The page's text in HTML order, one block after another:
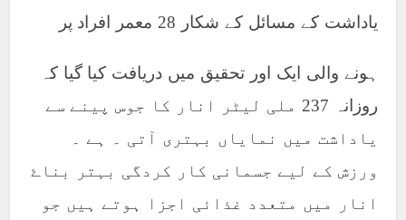
یاداشت کے مسائل کے شکار 28 معمر افراد پر
ہونے والی ایک اور تحقیق میں دریافت کیا گیا کہ
روزانہ 237 ملی لیٹر انار کا جوس پینے سے
یاداشت میں نمایاں بہتری آتی ۔ ہے ۔
ورزش کے لیے جسمانی کار کردگی بہتر بناۓ
انار میں متعدد غذائی اجزا ہوتے ہیں جو